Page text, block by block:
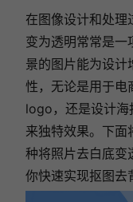
在图像设计和处理
变为透明常常是一
景的图片能为设计
性，无论是用于电
logo，还是设计海
来独特效果。下面
种将照片去白底变
你快速实现抠图去